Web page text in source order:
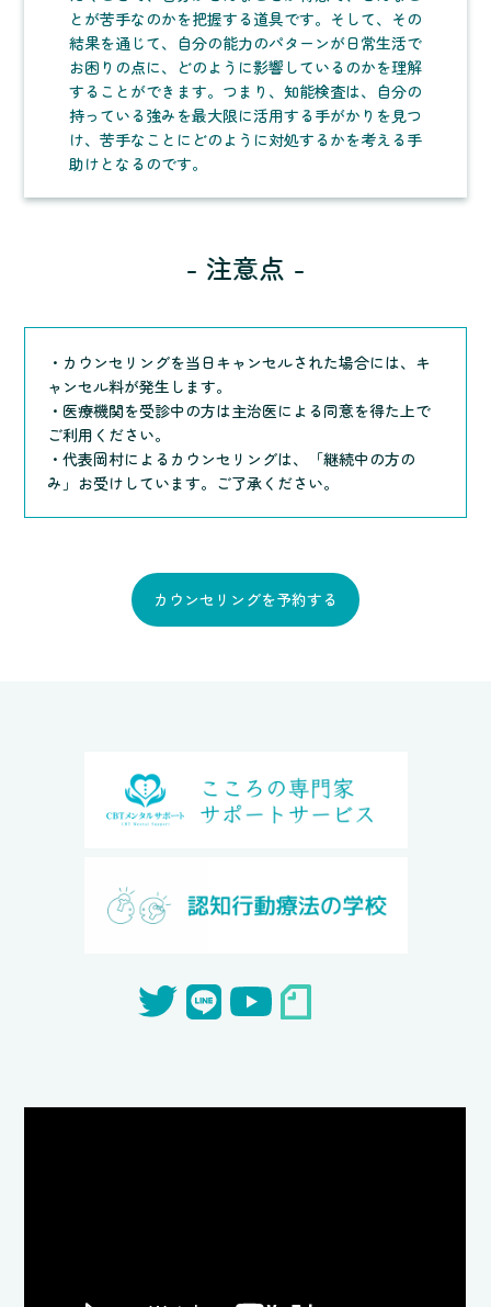
とが苦手なのかを把握する道具です。そして、その
結果を通じて、自分の能力のパターンが日常生活で
お困りの点に、どのように影響しているのかを理解
することができます。つまり、知能検査は、自分の
持っている強みを最大限に活用する手がかりを見つ
け、苦手なことにどのように対処するかを考える手
助けとなるのです。
- 注意点 -
・カウンセリングを当日キャンセルされた場合には、キ
ャンセル料が発生します。
・医療機関を受診中の方は主治医による同意を得た上で
ご利用ください。
・代表岡村によるカウンセリングは、「継続中の方の
み」お受けしています。ご了承ください。
カウンセリングを予約する